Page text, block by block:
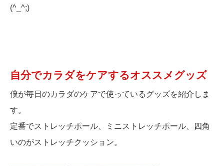
(^_^;)
自分でカラダをケアするオススメグッズ
僕が毎日のカラダのケアで使っているグッズを紹介しま
す。
定番でストレッチポール、ミニストレッチポール、四角
いのがストレッチクッション。